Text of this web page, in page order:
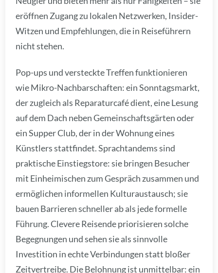
eröffnen Zugang zu lokalen Netzwerken, Insider-
Witzen und Empfehlungen, die in Reiseführern
nicht stehen.
Pop-ups und versteckte Treffen funktionieren
wie Mikro-Nachbarschaften: ein Sonntagsmarkt,
der zugleich als Reparaturcafé dient, eine Lesung
auf dem Dach neben Gemeinschaftsgärten oder
ein Supper Club, der in der Wohnung eines
Künstlers stattfindet. Sprachtandems sind
praktische Einstiegstore: sie bringen Besucher
mit Einheimischen zum Gespräch zusammen und
ermöglichen informellen Kulturaustausch; sie
bauen Barrieren schneller ab als jede formelle
Führung. Clevere Reisende priorisieren solche
Begegnungen und sehen sie als sinnvolle
Investition in echte Verbindungen statt bloßer
Zeitvertreibe. Die Belohnung ist unmittelbar: ein